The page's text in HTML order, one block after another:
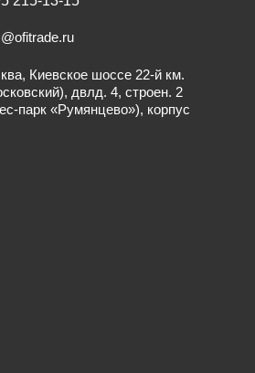
Киевское шоссе 22-й км.
двлд. 4, строен. 2
парк «Румянцево»), корпус